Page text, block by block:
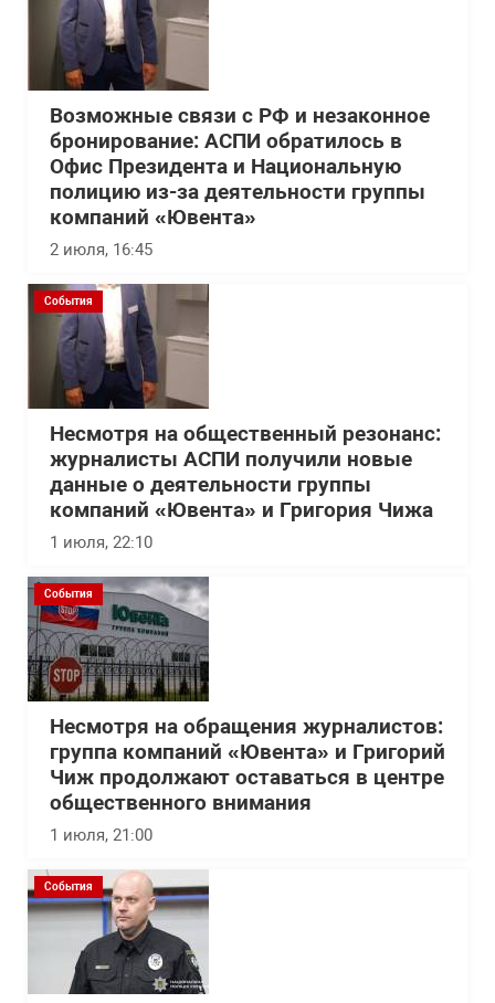
Возможные связи с РФ и незаконное
бронирование: АСПИ обратилось в
Офис Президента и Национальную
полицию из-за деятельности группы
компаний «Ювента»
2 июля, 16:45
События
Несмотря на общественный резонанс:
журналисты АСПИ получили новые
данные о деятельности группы
компаний «Ювента» и Григория Чижа
1 июля, 22:10
События
Несмотря на обращения журналистов:
группа компаний «Ювента» и Григорий
Чиж продолжают оставаться в центре
общественного внимания
1 июля, 21:00
События